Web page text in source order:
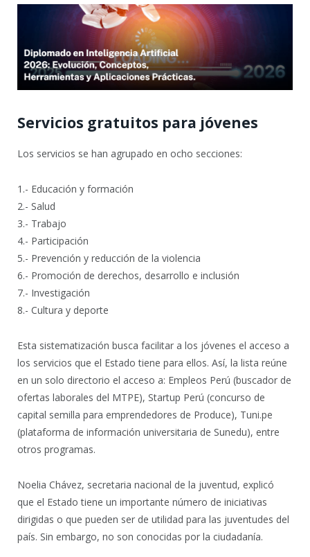
Servicios gratuitos para jóvenes
Los servicios se han agrupado en ocho secciones:
1.- Educación y formación
2.- Salud
3.- Trabajo
4.- Participación
5.- Prevención y reducción de la violencia
6.- Promoción de derechos, desarrollo e inclusión
7.- Investigación
8.- Cultura y deporte
Esta sistematización busca facilitar a los jóvenes el acceso a
los servicios que el Estado tiene para ellos. Así, la lista reúne
en un solo directorio el acceso a: Empleos Perú (buscador de
ofertas laborales del MTPE), Startup Perú (concurso de
capital semilla para emprendedores de Produce), Tuni.pe
(plataforma de información universitaria de Sunedu), entre
otros programas.
Noelia Chávez, secretaria nacional de la juventud, explicó
que el Estado tiene un importante número de iniciativas
dirigidas o que pueden ser de utilidad para las juventudes del
país. Sin embargo, no son conocidas por la ciudadanía.